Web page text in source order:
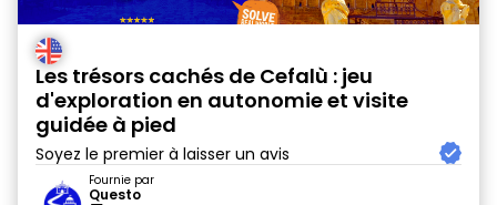
Les trésors cachés de Cefalù : jeu
d'exploration en autonomie et visite
guidée à pied
Soyez le premier à laisser un avis
Fournie par
Questo